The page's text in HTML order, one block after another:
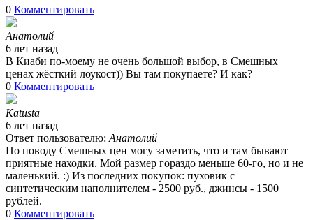
0 Комментировать
Анатолий
6 лет назад
В Киаби по-моему не очень большой выбор, в Смешных
ценах жёсткий лоукост)) Вы там покупаете? И как?
0 Комментировать
Katusta
6 лет назад
Ответ пользователю: Анатолий
По поводу Смешных цен могу заметить, что и там бывают
приятные находки. Мой размер гораздо меньше 60-го, но и не
маленький. :) Из последних покупок: пуховик с
синтетическим наполнителем - 2500 руб., джинсы - 1500
рублей.
0 Комментировать